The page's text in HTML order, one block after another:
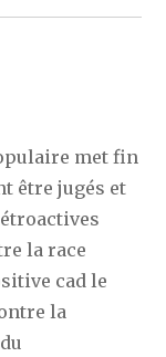
met fin
être jugés et
la race
cad le
la